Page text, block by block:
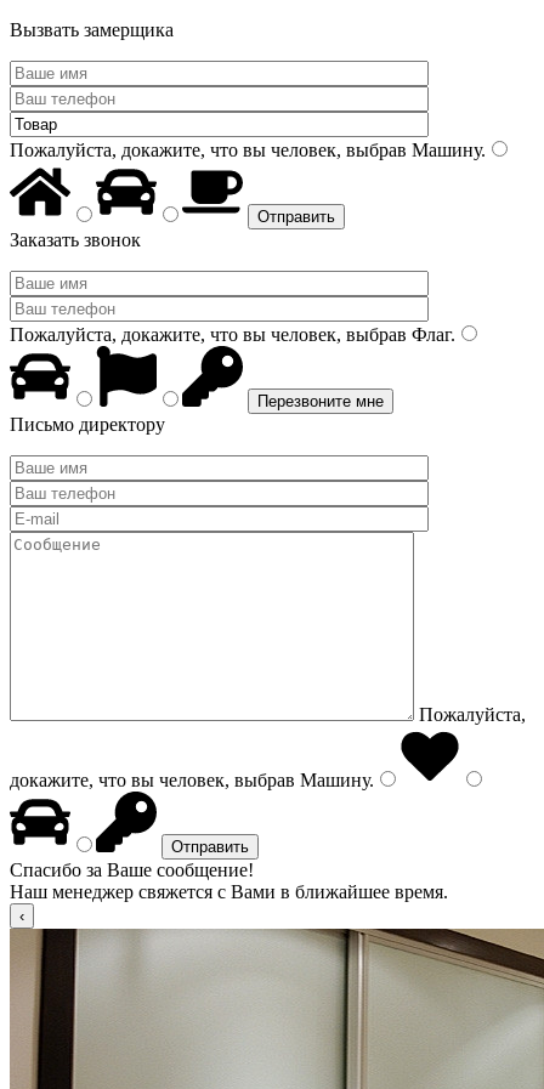
Вызвать замерщика
Пожалуйста, докажите, что вы человек, выбрав Машину.
Заказать звонок
Пожалуйста, докажите, что вы человек, выбрав Флаг.
Письмо директору
Пожалуйста,
докажите, что вы человек, выбрав Машину.
Спасибо за Ваше сообщение!
Наш менеджер свяжется с Вами в ближайшее время.